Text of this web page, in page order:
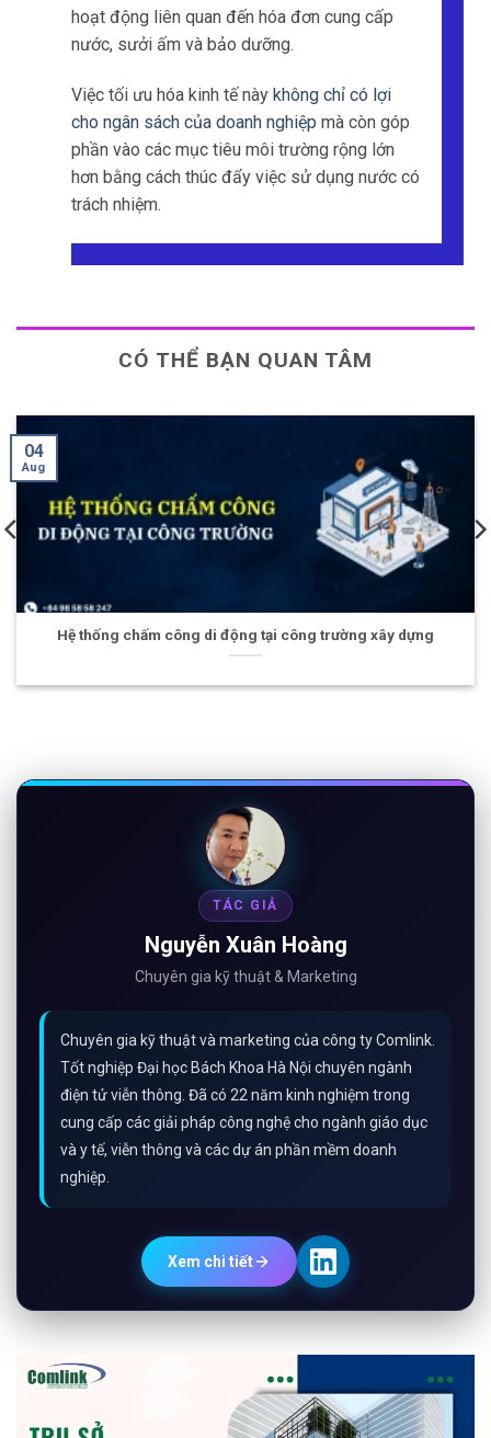
hoạt động liên quan đến hóa đơn cung cấp
nước, sưởi ấm và bảo dưỡng.
Việc tối ưu hóa kinh tế này không chỉ có lợi
cho ngân sách của doanh nghiệp mà còn góp
phần vào các mục tiêu môi trường rộng lớn
hơn bằng cách thúc đẩy việc sử dụng nước có
trách nhiệm.
CÓ THỂ BẠN QUAN TÂM
Giám sát dữ liệu tàu thuyền nội địa bằng Router 4G Sim kép
28
Jul
TÁC GIẢ
Nguyễn Xuân Hoàng
Chuyên gia kỹ thuật & Marketing
Chuyên gia kỹ thuật và marketing của công ty Comlink.
Tốt nghiệp Đại học Bách Khoa Hà Nội chuyên ngành
điện tử viễn thông. Đã có 22 năm kinh nghiệm trong
cung cấp các giải pháp công nghệ cho ngành giáo dục
và y tế, viễn thông và các dự án phần mềm doanh
nghiệp.
Xem chi tiết